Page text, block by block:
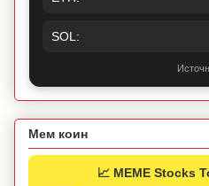
SOL:
Мем коин
📈 MEME Stocks